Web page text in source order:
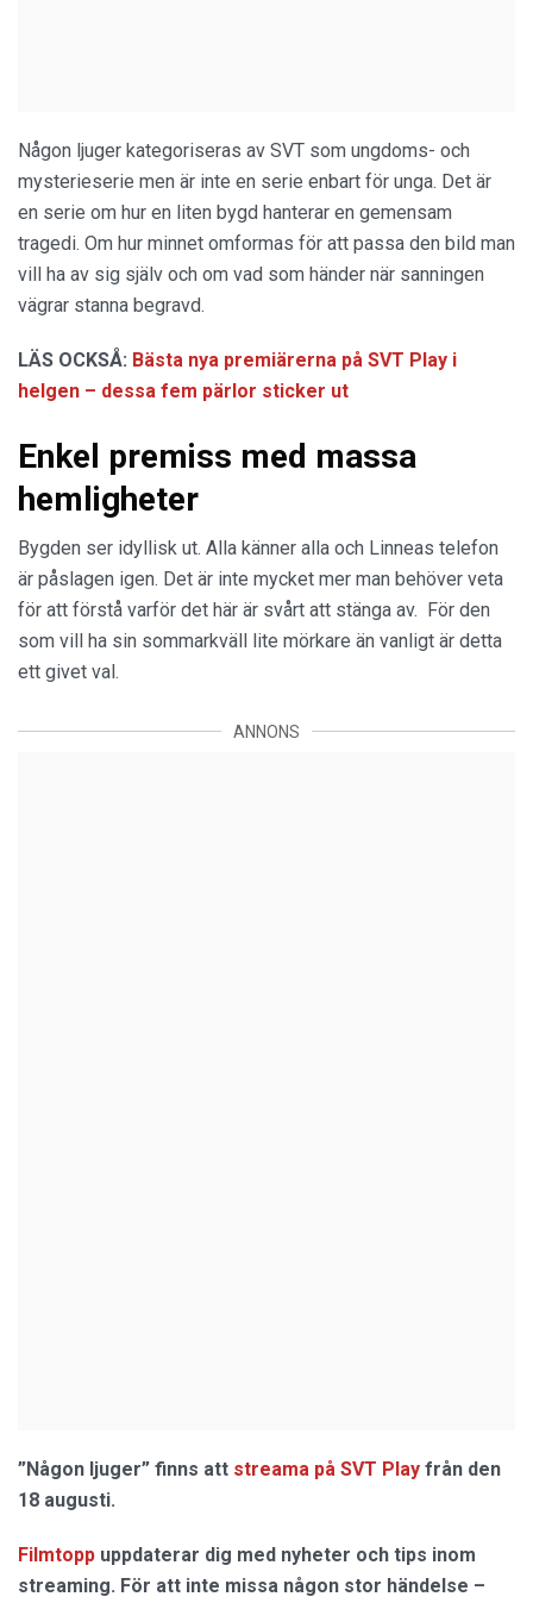
Någon ljuger kategoriseras av SVT som ungdoms- och
mysterieserie men är inte en serie enbart för unga. Det är
en serie om hur en liten bygd hanterar en gemensam
tragedi. Om hur minnet omformas för att passa den bild man
vill ha av sig själv och om vad som händer när sanningen
vägrar stanna begravd.
LÄS OCKSÅ: Bästa nya premiärerna på SVT Play i
helgen – dessa fem pärlor sticker ut
Enkel premiss med massa
hemligheter
Bygden ser idyllisk ut. Alla känner alla och Linneas telefon
är påslagen igen. Det är inte mycket mer man behöver veta
för att förstå varför det här är svårt att stänga av. För den
som vill ha sin sommarkväll lite mörkare än vanligt är detta
ett givet val.
ANNONS
”Någon ljuger” finns att streama på SVT Play från den
18 augusti.
Filmtopp uppdaterar dig med nyheter och tips inom
streaming. För att inte missa någon stor händelse –